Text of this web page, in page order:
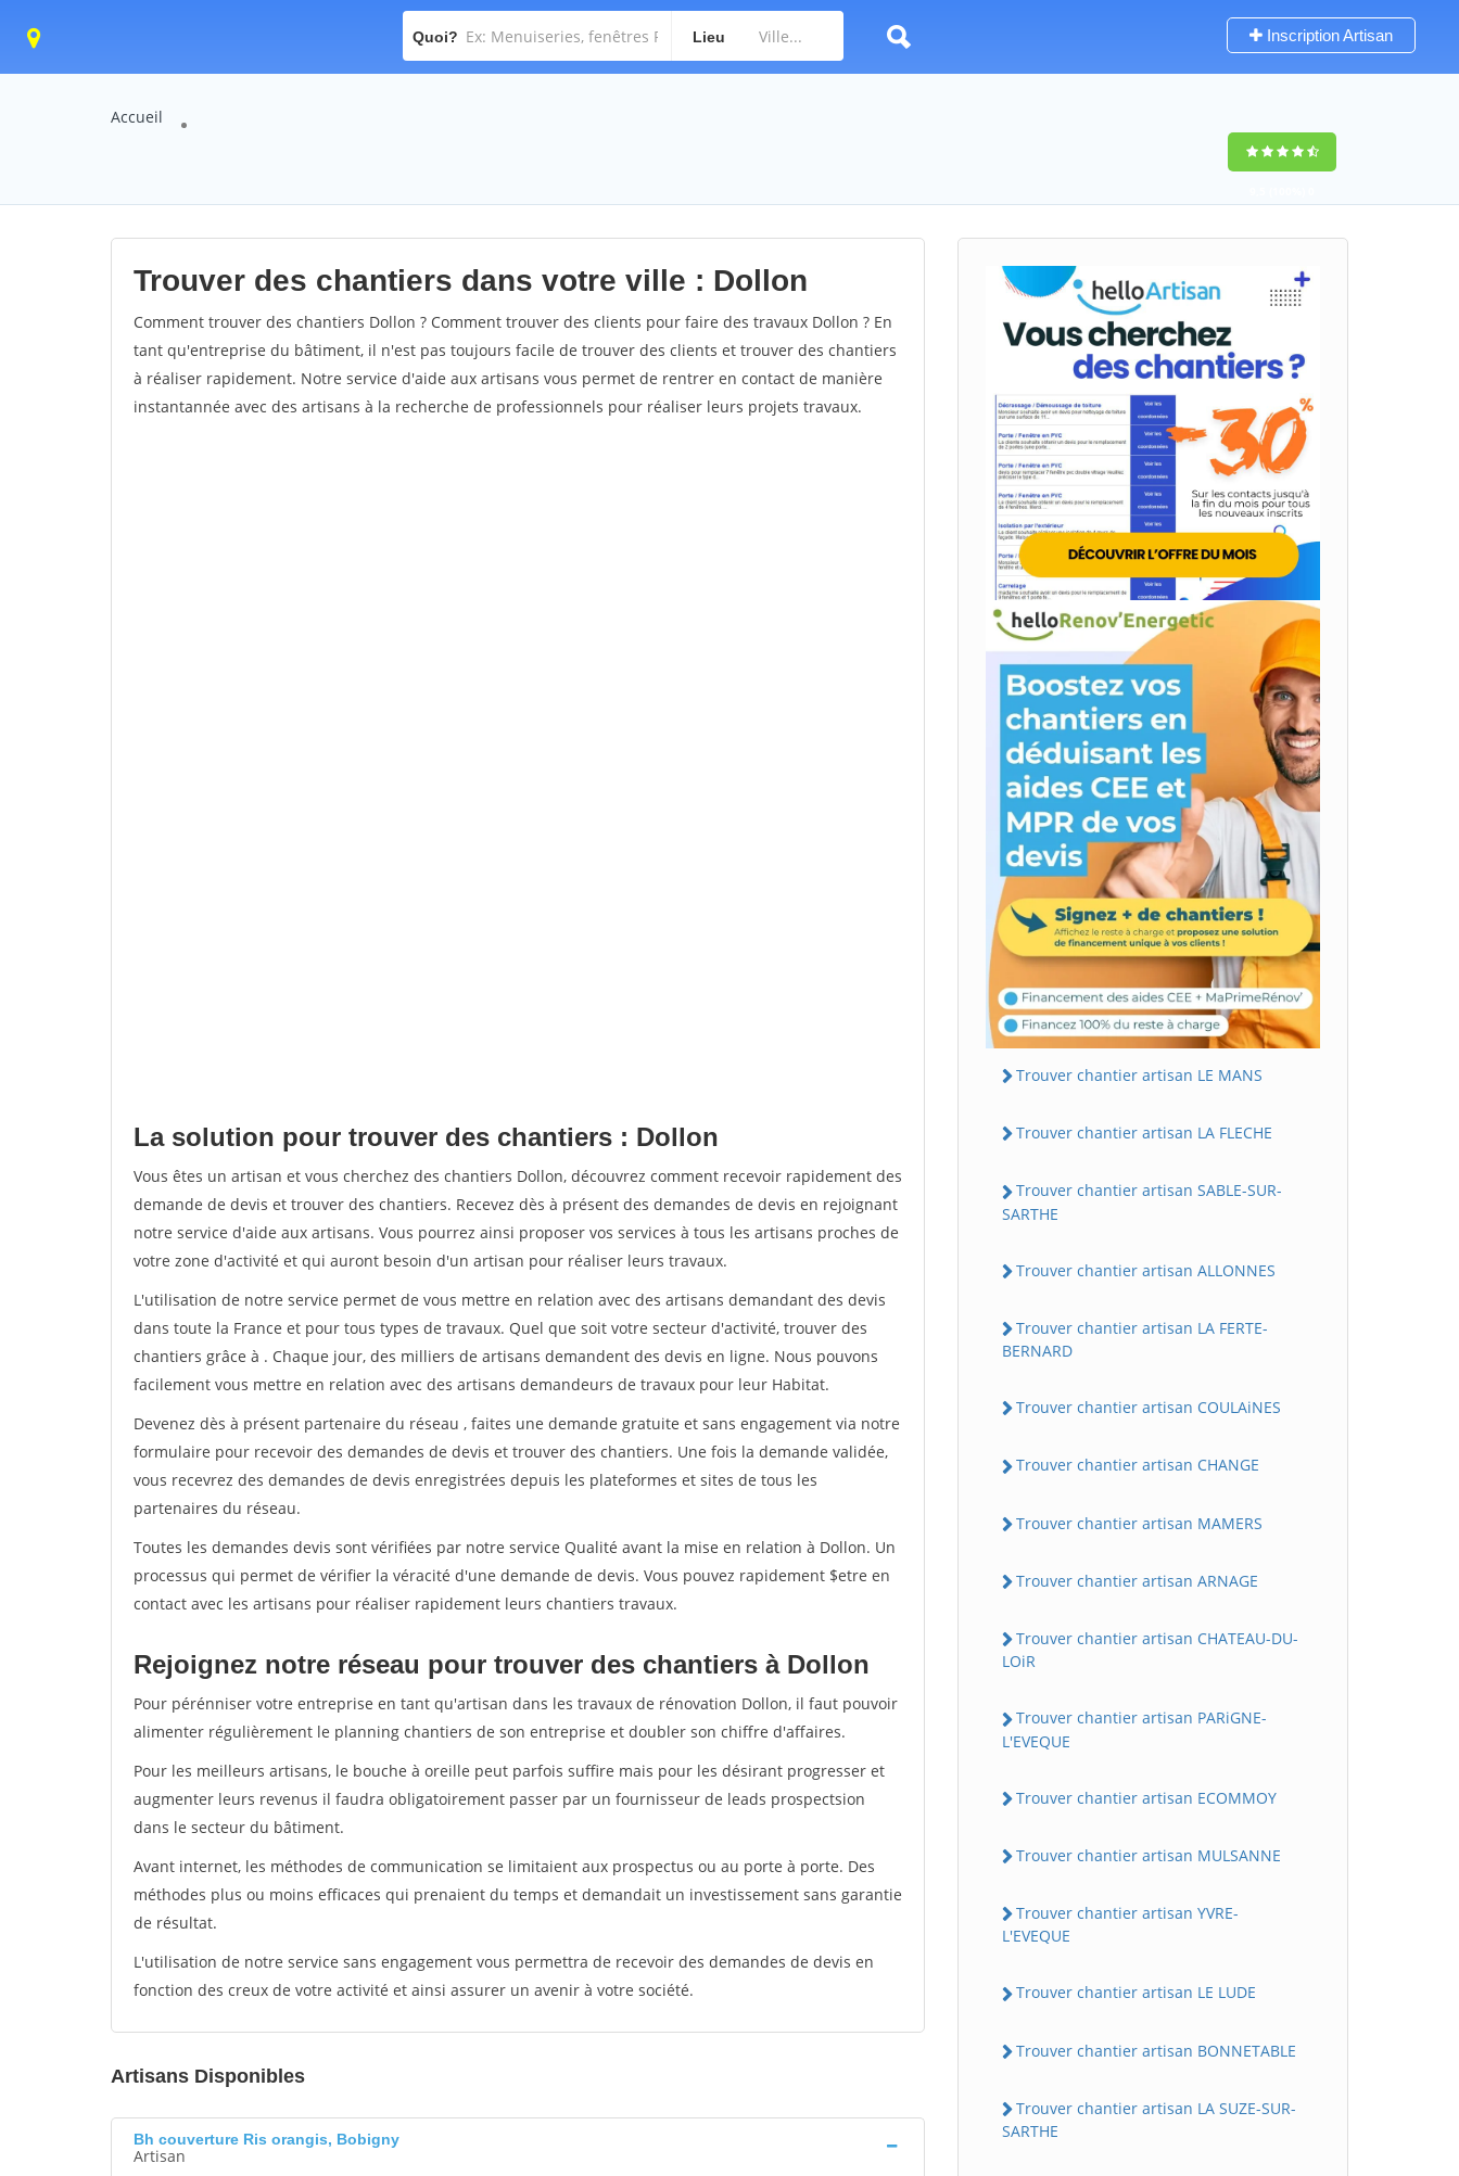
Quoi? Lieu Inscription Artisan
Accueil
Trouver des chantiers dans votre ville : Dollon
Comment trouver des chantiers Dollon ? Comment trouver des clients pour faire des travaux Dollon ? En
tant qu'entreprise du bâtiment, il n'est pas toujours facile de trouver des clients et trouver des chantiers
à réaliser rapidement. Notre service d'aide aux artisans vous permet de rentrer en contact de manière
instantannée avec des artisans à la recherche de professionnels pour réaliser leurs projets travaux.
La solution pour trouver des chantiers : Dollon
Vous êtes un artisan et vous cherchez des chantiers Dollon, découvrez comment recevoir rapidement des
demande de devis et trouver des chantiers. Recevez dès à présent des demandes de devis en rejoignant
notre service d'aide aux artisans. Vous pourrez ainsi proposer vos services à tous les artisans proches de
votre zone d'activité et qui auront besoin d'un artisan pour réaliser leurs travaux.
L'utilisation de notre service permet de vous mettre en relation avec des artisans demandant des devis
dans toute la France et pour tous types de travaux. Quel que soit votre secteur d'activité, trouver des
chantiers grâce à . Chaque jour, des milliers de artisans demandent des devis en ligne. Nous pouvons
facilement vous mettre en relation avec des artisans demandeurs de travaux pour leur Habitat.
Devenez dès à présent partenaire du réseau , faites une demande gratuite et sans engagement via notre
formulaire pour recevoir des demandes de devis et trouver des chantiers. Une fois la demande validée,
vous recevrez des demandes de devis enregistrées depuis les plateformes et sites de tous les
partenaires du réseau.
Toutes les demandes devis sont vérifiées par notre service Qualité avant la mise en relation à Dollon. Un
processus qui permet de vérifier la véracité d'une demande de devis. Vous pouvez rapidement $etre en
contact avec les artisans pour réaliser rapidement leurs chantiers travaux.
Rejoignez notre réseau pour trouver des chantiers à Dollon
Pour pérénniser votre entreprise en tant qu'artisan dans les travaux de rénovation Dollon, il faut pouvoir
alimenter régulièrement le planning chantiers de son entreprise et doubler son chiffre d'affaires.
Pour les meilleurs artisans, le bouche à oreille peut parfois suffire mais pour les désirant progresser et
augmenter leurs revenus il faudra obligatoirement passer par un fournisseur de leads prospectsion
dans le secteur du bâtiment.
Avant internet, les méthodes de communication se limitaient aux prospectus ou au porte à porte. Des
méthodes plus ou moins efficaces qui prenaient du temps et demandait un investissement sans garantie
de résultat.
L'utilisation de notre service sans engagement vous permettra de recevoir des demandes de devis en
fonction des creux de votre activité et ainsi assurer un avenir à votre société.
Artisans Disponibles
Bh couverture Ris orangis, Bobigny
Artisan
Trouver chantier artisan LE MANS
Trouver chantier artisan LA FLECHE
Trouver chantier artisan SABLE-SUR-
SARTHE
Trouver chantier artisan ALLONNES
Trouver chantier artisan LA FERTE-
BERNARD
Trouver chantier artisan COULAiNES
Trouver chantier artisan CHANGE
Trouver chantier artisan MAMERS
Trouver chantier artisan ARNAGE
Trouver chantier artisan CHATEAU-DU-
LOiR
Trouver chantier artisan PARiGNE-
L'EVEQUE
Trouver chantier artisan ECOMMOY
Trouver chantier artisan MULSANNE
Trouver chantier artisan YVRE-
L'EVEQUE
Trouver chantier artisan LE LUDE
Trouver chantier artisan BONNETABLE
Trouver chantier artisan LA SUZE-SUR-
SARTHE